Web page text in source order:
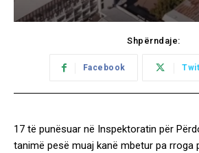
Shpërndaje:
Facebook
17 të punësuar në Inspektoratin për
tanimë pesë muaj kanë mbetur pa rroga